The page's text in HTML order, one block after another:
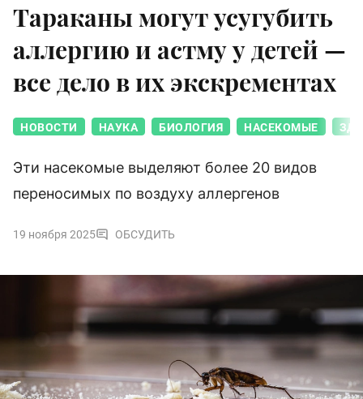
Тараканы могут усугубить
аллергию и астму у детей —
все дело в их экскрементах
НОВОСТИ НАУКА БИОЛОГИЯ НАСЕКОМЫЕ
Эти насекомые выделяют более 20 видов
переносимых по воздуху аллергенов
19 ноября 2025 ОБСУДИТЬ